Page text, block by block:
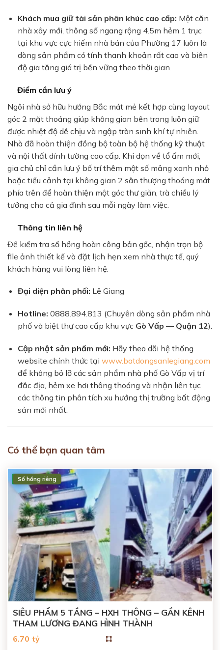
Khách mua giữ tài sản phân khúc cao cấp: Một căn
nhà xây mới, thông số ngang rộng 4.5m hẻm 1 trục
tại khu vực cực hiếm nhà bán của Phường 17 luôn là
dòng sản phẩm có tính thanh khoản rất cao và biên
độ gia tăng giá trị bền vững theo thời gian.
Điểm cần lưu ý
Ngôi nhà sở hữu hướng Bắc mát mẻ kết hợp cùng layout
góc 2 mặt thoáng giúp không gian bên trong luôn giữ
được nhiệt độ dễ chịu và ngập tràn sinh khí tự nhiên.
Nhà đã hoàn thiện đồng bộ toàn bộ hệ thống kỹ thuật
và nội thất dính tường cao cấp. Khi dọn về tổ ấm mới,
gia chủ chỉ cần lưu ý bố trí thêm một số mảng xanh nhỏ
hoặc tiểu cảnh tại không gian 2 sân thượng thoáng mát
phía trên để hoàn thiện một góc thư giãn, trà chiều lý
tưởng cho cả gia đình sau mỗi ngày làm việc.
Thông tin liên hệ
Để kiểm tra sổ hồng hoàn công bản gốc, nhận trọn bộ
file ảnh thiết kế và đặt lịch hẹn xem nhà thực tế, quý
khách hàng vui lòng liên hệ:
Đại diện phân phối: Lê Giang
Hotline: 0888.894.813 (Chuyên dòng sản phẩm nhà
phố và biệt thự cao cấp khu vực Gò Vấp — Quận 12).
Cập nhật sản phẩm mới: Hãy theo dõi hệ thống
website chính thức tại www.batdongsanlegiang.com
để không bỏ lỡ các sản phẩm nhà phố Gò Vấp vị trí
đắc địa, hẻm xe hơi thông thoáng và nhận liên tục
các thông tin phân tích xu hướng thị trường bất động
sản mới nhất.
Có thể bạn quan tâm
ĐANG BÁN
Sổ hồng riêng
SIÊU PHẨM 5 TẦNG – HXH THÔNG – GẦN KÊNH
THAM LƯƠNG ĐANG HÌNH THÀNH
6.70 tỷ